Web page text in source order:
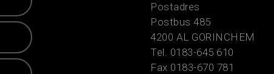
Postadres
Postbus 485
4200 AL GORINCHEM
Tel. 0183-645 610
Fax 0183-670 781